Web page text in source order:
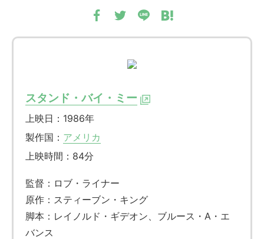
スタンド・バイ・ミー
上映日：1986年
製作国： アメリカ
上映時間：84分
監督：ロブ・ライナー
原作：スティーブン・キング
脚本：レイノルド・ギデオン、ブルース・A・エ
バンス